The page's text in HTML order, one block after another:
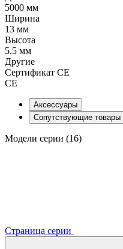
5000 мм
Ширина
13 мм
Высота
5.5 мм
Другие
Сертификат CE
CE
Аксессуары
Сопутствующие товары
Модели серии (16)
Страница серии